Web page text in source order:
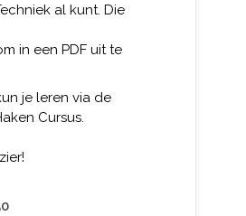
al kunt. Die
in een PDF uit te
je leren via de
Cursus.